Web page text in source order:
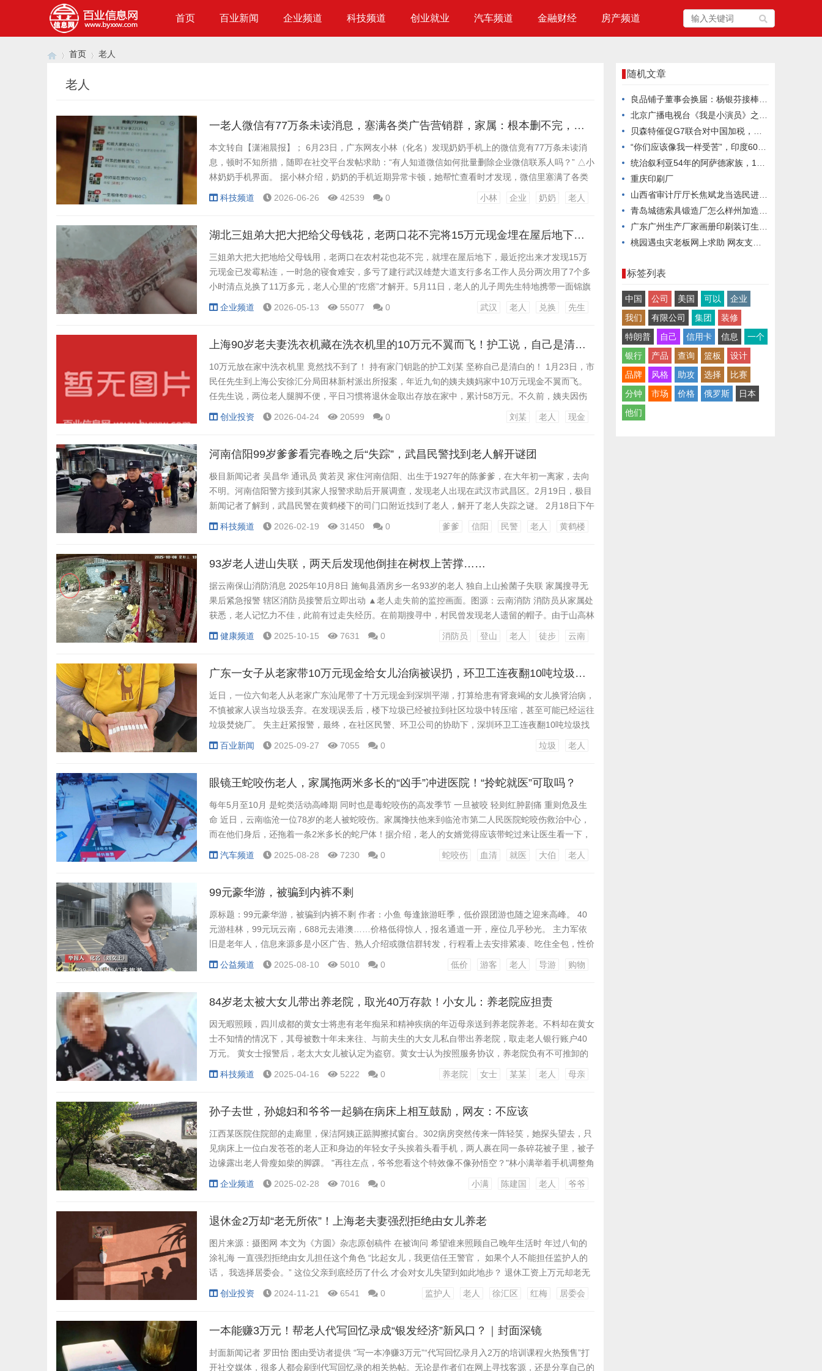
首页 百业新闻 企业频道 科技频道 创业就业 汽车频道 金融财经 房产频道
首页 老人
老人
一老人微信有77万条未读消息，塞满各类广告营销群，家属：根本删不完，退一个又被拉一个；律师解读
本文转自【潇湘晨报】； 6月23日，广东网友小林（化名）发现奶奶手机上的微信竟有77万条未读消
息，顿时不知所措，随即在社交平台发帖求助：“有人知道微信如何批量删除企业微信联系人吗？” △小
林奶奶手机界面。 据小林介绍，奶奶的手机近期异常卡顿，她帮忙查看时才发现，微信里塞满了各类
广告营销群，群名多为“每天美文分享”“一生相伴有你”之类。这些群均来自企业微信，系通过添加企业
科技频道 2026-06-26 42539 0 小林 企业 奶奶 老人
湖北三姐弟大把大把给父母钱花，老两口花不完将15万元现金埋在屋后地下，最近挖出发现已发霉粘连，银行工作人员7个小时救回11万多元
三姐弟大把大把地给父母钱用，老两口在农村花也花不完，就埋在屋后地下，最近挖出来才发现15万
元现金已发霉粘连，一时急的寝食难安，多亏了建行武汉雄楚大道支行多名工作人员分两次用了7个多
小时清点兑换了11万多元，老人心里的“疙瘩”才解开。5月11日，老人的儿子周先生特地携带一面锦旗
送到银行表达感谢。 周先生告诉记者，他的父亲今年76岁，母亲74岁，平时就生活在湖北洪湖老家，
企业频道 2026-05-13 55077 0 武汉 老人 兑换 先生
上海90岁老夫妻洗衣机藏在洗衣机里的10万元不翼而飞！护工说，自己是清白的，真相是→
10万元放在家中洗衣机里 竟然找不到了！ 持有家门钥匙的护工刘某 坚称自己是清白的！ 1月23日，市
民任先生到上海公安徐汇分局田林新村派出所报案，年近九旬的姨夫姨妈家中10万元现金不翼而飞。
任先生说，两位老人腿脚不便，平日习惯将退休金取出存放在家中，累计58万元。不久前，姨夫因伤
住院，家人商议将患有阿尔兹海默症的姨妈送往疗养院暂住。任先生准备取用现金时，发现少了10万
创业投资 2026-04-24 20599 0 刘某 老人 现金
河南信阳99岁爹爹看完春晚之后“失踪”，武昌民警找到老人解开谜团
极目新闻记者 吴昌华 通讯员 黄若灵 家住河南信阳、出生于1927年的陈爹爹，在大年初一离家，去向
不明。河南信阳警方接到其家人报警求助后开展调查，发现老人出现在武汉市武昌区。2月19日，极目
新闻记者了解到，武昌民警在黄鹤楼下的司门口附近找到了老人，解开了老人失踪之谜。 2月18日下午
2时许，武汉公安接到河南信阳公安请求协助信息：家住信阳市99岁的陈爹爹于大年初一离家，超过24
科技频道 2026-02-19 31450 0 爹爹 信阳 民警 老人 黄鹤楼
93岁老人进山失联，两天后发现他倒挂在树杈上苦撑……
据云南保山消防消息 2025年10月8日 施甸县酒房乡一名93岁的老人 独自上山捡菌子失联 家属搜寻无
果后紧急报警 辖区消防员接警后立即出动 ▲老人走失前的监控画面。图源：云南消防 消防员从家属处
获悉，老人记忆力不佳，此前有过走失经历。在前期搜寻中，村民曾发现老人遗留的帽子。由于山高林
密，视线受阻，消防员优先启用无人机搭载热成像技术，以老人遗留帽子为中心开展空中全域搜索，最
健康频道 2025-10-15 7631 0 消防员 登山 老人 徒步 云南
广东一女子从老家带10万元现金给女儿治病被误扔，环卫工连夜翻10吨垃圾找回
近日，一位六旬老人从老家广东汕尾带了十万元现金到深圳平湖，打算给患有肾衰竭的女儿换肾治病，
不慎被家人误当垃圾丢弃。在发现误丢后，楼下垃圾已经被拉到社区垃圾中转压缩，甚至可能已经运往
垃圾焚烧厂。 失主赶紧报警，最终，在社区民警、环卫公司的协助下，深圳环卫工连夜翻10吨垃圾找
回，分文不少。 老人的女儿蔡女士介绍，这笔钱是老人在乡下养猪积攒以及兄弟姐妹一起凑的，老人
百业新闻 2025-09-27 7055 0 垃圾 老人
眼镜王蛇咬伤老人，家属拖两米多长的“凶手”冲进医院！“拎蛇就医”可取吗？
每年5月至10月 是蛇类活动高峰期 同时也是毒蛇咬伤的高发季节 一旦被咬 轻则红肿剧痛 重则危及生
命 近日，云南临沧一位78岁的老人被蛇咬伤。家属搀扶他来到临沧市第二人民医院蛇咬伤救治中心，
而在他们身后，还拖着一条2米多长的蛇尸体！据介绍，老人的女婿觉得应该带蛇过来让医生看一下，
判别是什么蛇，以便用血清。 监控画面拍摄下带蛇就医场景。图源：央广网 医护人员一眼便认出，这
汽车频道 2025-08-28 7230 0 蛇咬伤 血清 就医 大伯 老人
99元豪华游，被骗到内裤不剩
原标题：99元豪华游，被骗到内裤不剩 作者：小鱼 每逢旅游旺季，低价跟团游也随之迎来高峰。 40
元游桂林，99元玩云南，688元去港澳……价格低得惊人，报名通道一开，座位几乎秒光。 主力军依
旧是老年人，信息来源多是小区广告、熟人介绍或微信群转发，行程看上去安排紧凑、吃住全包，性价
比极高。 许多子女劝阻，但无效。有的老人悄悄报名，有的甚至拎包就走、不告而别，仿佛错过就亏
公益频道 2025-08-10 5010 0 低价 游客 老人 导游 购物
84岁老太被大女儿带出养老院，取光40万存款！小女儿：养老院应担责
因无暇照顾，四川成都的黄女士将患有老年痴呆和精神疾病的年迈母亲送到养老院养老。不料却在黄女
士不知情的情况下，其母被数十年未来往、与前夫生的大女儿私自带出养老院，取走老人银行账户40
万元。 黄女士报警后，老太大女儿被认定为盗窃。黄女士认为按照服务协议，养老院负有不可推卸的
责任。 偷偷取钱—— 多年不来往的女儿用假证换走母亲真身份证， 取光其账户40万存款 黄女士是成
科技频道 2025-04-16 5222 0 养老院 女士 某某 老人 母亲
孙子去世，孙媳妇和爷爷一起躺在病床上相互鼓励，网友：不应该
江西某医院住院部的走廊里，保洁阿姨正踮脚擦拭窗台。302病房突然传来一阵轻笑，她探头望去，只
见病床上一位白发苍苍的老人正和身边的年轻女子头挨着头看手机，两人裹在同一条碎花被子里，被子
边缘露出老人骨瘦如柴的脚踝。 "再往左点，爷爷您看这个特效像不像孙悟空？"林小满举着手机调整角
度，屏幕里两张搞怪的脸被夸张的猫耳特效覆盖。80岁的陈建国笑得假牙都快掉出来，枯瘦的手掌轻
企业频道 2025-02-28 7016 0 小满 陈建国 老人 爷爷
退休金2万却“老无所依”！上海老夫妻强烈拒绝由女儿养老
图片来源：摄图网 本文为《方圆》杂志原创稿件 在被询问 希望谁来照顾自己晚年生活时 年过八旬的
涂礼海 一直强烈拒绝由女儿担任这个角色 “比起女儿，我更信任王警官， 如果个人不能担任监护人的
话， 我选择居委会。” 这位父亲到底经历了什么 才会对女儿失望到如此地步？ 退休工资上万元却老无
所依 出生在20世纪40年代的涂礼海，名牌大学毕业后成了一名高级工程师，妻子苏红梅是一名护士。
创业投资 2024-11-21 6541 0 监护人 老人 徐汇区 红梅 居委会
一本能赚3万元！帮老人代写回忆录成“银发经济”新风口？｜封面深镜
封面新闻记者 罗田怡 图由受访者提供 “写一本净赚3万元”“代写回忆录月入2万的培训课程火热预售”打
开社交媒体，很多人都会刷到代写回忆录的相关热帖。无论是作者们在网上寻找客源，还是分享自己的
随机文章
良品铺子董事会换届：杨银芬接棒出任董事长
北京广播电视台《我是小演员》之“尔虞我诈”|我无尔诈 ，尔无我虞
贝森特催促G7联合对中国加税，美国主动认输体面撤退，盟友来挡刀！
“你们应该像我一样受苦”，印度60多所学校同日收到“诈”弹威胁邮件
统治叙利亚54年的阿萨德家族，10天被推翻
重庆印刷厂
山西省审计厅厅长焦斌龙当选民进山西省委会主委
青岛城德索具锻造厂怎么样州加造维注天？
广东广州生产厂家画册印刷装订生产厂家，广东广州服装画册印刷定制价钱
桃园遇虫灾老板网上求助 网友支招：不杀虫，卖虫！结果意外闯出昆虫经济新赛道
标签列表
中国 公司 美国 可以
企业
我们
有限公司 集团
装修
特朗普
自己 信用卡 信息
一个
银行
产品 查询 篮板
设计
品牌
风格 助攻 选择
比赛
分钟
市场 价格 俄罗斯
日本
他们